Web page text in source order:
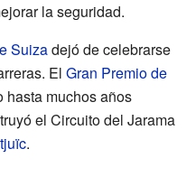
la seguridad.
Suizadejó de celebrarse
El Gran Premio de
hasta muchos años
el Circuito del Jarama
.